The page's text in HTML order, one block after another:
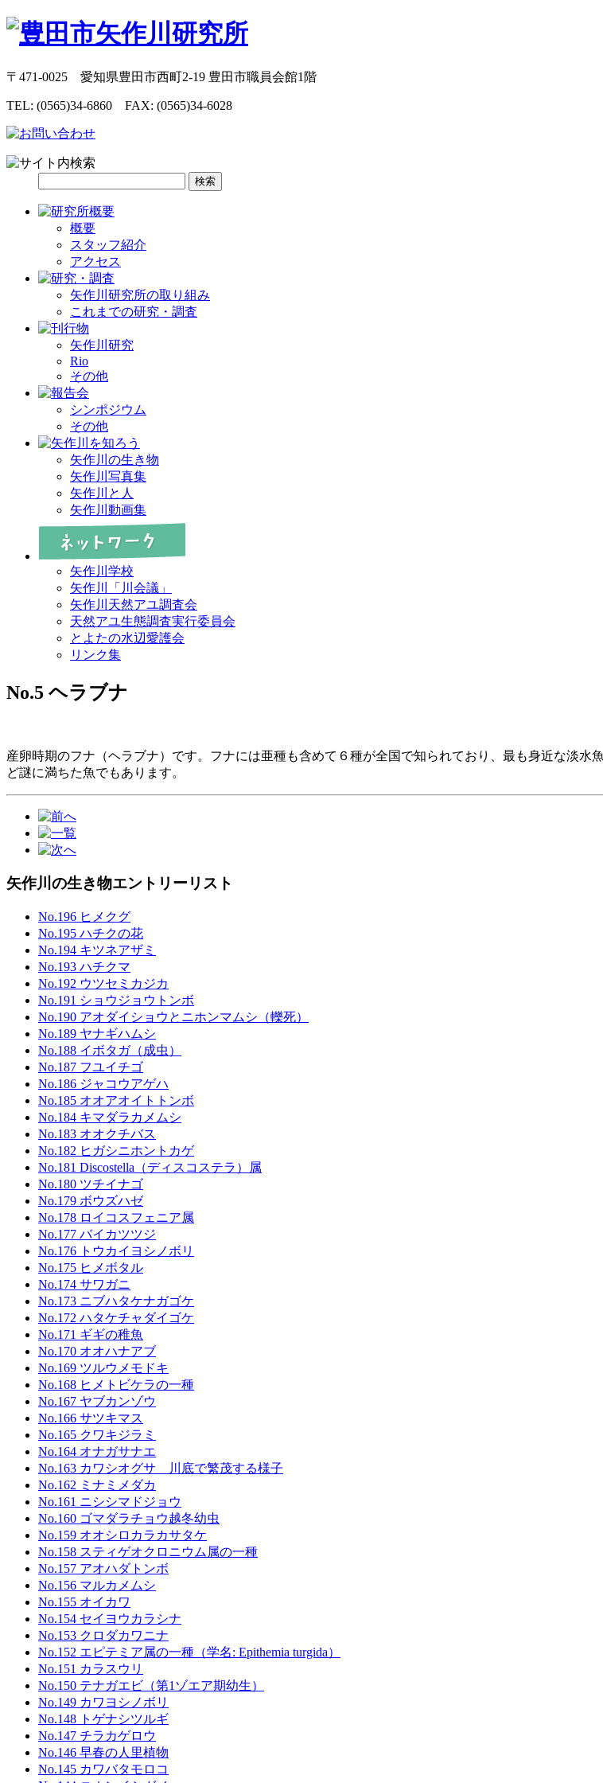
〒471-0025 愛知県豊田市西町2-19 豊田市職員会館1階
TEL: (0565)34-6860 FAX: (0565)34-6028
概要
スタッフ紹介
アクセス
矢作川研究所の取り組み
これまでの研究・調査
矢作川研究
Rio
その他
シンポジウム
その他
矢作川の生き物
矢作川写真集
矢作川と人
矢作川動画集
矢作川学校
矢作川「川会議」
矢作川天然アユ調査会
天然アユ生態調査実行委員会
とよたの水辺愛護会
リンク集
No.5 ヘラブナ
産卵時期のフナ（ヘラブナ）です。フナには亜種も含めて６種が全国で知られており、最も身近な淡
ど謎に満ちた魚でもあります。
矢作川の生き物エントリーリスト
No.196 ヒメクグ
No.195 ハチクの花
No.194 キツネアザミ
No.193 ハチクマ
No.192 ウツセミカジカ
No.191 ショウジョウトンボ
No.190 アオダイショウとニホンマムシ（轢死）
No.189 ヤナギハムシ
No.188 イボタガ（成虫）
No.187 フユイチゴ
No.186 ジャコウアゲハ
No.185 オオアオイトトンボ
No.184 キマダラカメムシ
No.183 オオクチバス
No.182 ヒガシニホントカゲ
No.181 Discostella（ディスコステラ）属
No.180 ツチイナゴ
No.179 ボウズハゼ
No.178 ロイコスフェニア属
No.177 バイカツツジ
No.176 トウカイヨシノボリ
No.175 ヒメボタル
No.174 サワガニ
No.173 ニブハタケナガゴケ
No.172 ハタケチャダイゴケ
No.171 ギギの稚魚
No.170 オオハナアブ
No.169 ツルウメモドキ
No.168 ヒメトビケラの一種
No.167 ヤブカンゾウ
No.166 サツキマス
No.165 クワキジラミ
No.164 オナガサナエ
No.163 カワシオグサ 川底で繁茂する様子
No.162 ミナミメダカ
No.161 ニシシマドジョウ
No.160 ゴマダラチョウ越冬幼虫
No.159 オオシロカラカサタケ
No.158 スティゲオクロニウム属の一種
No.157 アオハダトンボ
No.156 マルカメムシ
No.155 オイカワ
No.154 セイヨウカラシナ
No.153 クロダカワニナ
No.152 エピテミア属の一種（学名: Epithemia turgida）
No.151 カラスウリ
No.150 テナガエビ（第1ゾエア期幼生）
No.149 カワヨシノボリ
No.148 トゲナシツルギ
No.147 チラカゲロウ
No.146 早春の人里植物
No.145 カワバタモロコ